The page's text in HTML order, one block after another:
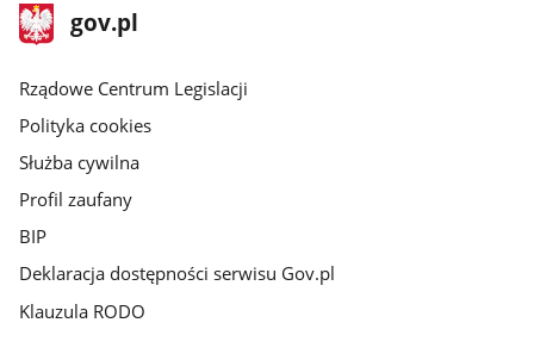
stopka
gov.plStrona
gov.pl
Rządowe Centrum Legislacji
Polityka cookies
Służba cywilna
Profil zaufany
BIP
Deklaracja dostępności serwisu Gov.pl
Klauzula RODO